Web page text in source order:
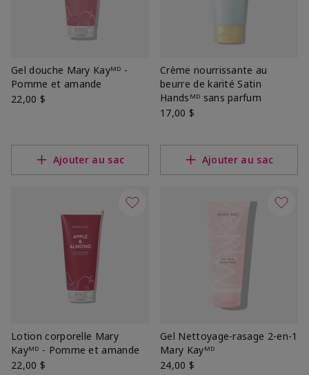
Gel douche Mary Kayᴹᴰ -
Pomme et amande
22,00 $
Ajouter au sac
Crème nourrissante au
beurre de karité Satin
Handsᴹᴰ sans parfum
17,00 $
Ajouter au sac
Lotion corporelle Mary
Kayᴹᴰ - Pomme et amande
22,00 $
Gel Nettoyage-rasage 2-en-1
Mary Kayᴹᴰ
24,00 $